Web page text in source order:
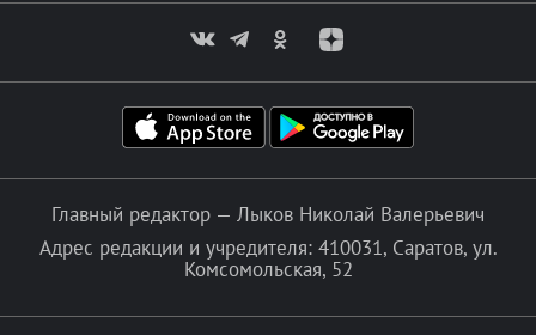
Главный редактор — Лыков Николай Валерьевич
Адрес редакции и учредителя: 410031, Саратов, ул.
Комсомольская, 52